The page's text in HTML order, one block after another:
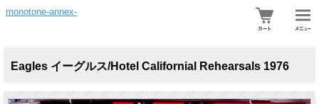
monotone-annex-
Eagles イーグルス/Hotel Californial Rehearsals 1976